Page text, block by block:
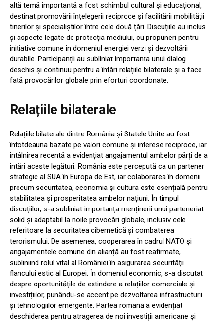
altă temă importantă a fost schimbul cultural și educațional,
destinat promovării înțelegerii reciproce și facilitării mobilității
tinerilor și specialiștilor între cele două țări. Discuțiile au inclus
și aspecte legate de protecția mediului, cu propuneri pentru
inițiative comune în domeniul energiei verzi și dezvoltării
durabile. Participanții au subliniat importanța unui dialog
deschis și continuu pentru a întări relațiile bilaterale și a face
față provocărilor globale prin eforturi coordonate.
Relațiile bilaterale
Relațiile bilaterale dintre România și Statele Unite au fost
întotdeauna bazate pe valori comune și interese reciproce, iar
întâlnirea recentă a evidențiat angajamentul ambelor părți de a
întări aceste legături. România este percepută ca un partener
strategic al SUA în Europa de Est, iar colaborarea în domenii
precum securitatea, economia și cultura este esențială pentru
stabilitatea și prosperitatea ambelor națiuni. În timpul
discuțiilor, s-a subliniat importanța menținerii unui parteneriat
solid și adaptabil la noile provocări globale, inclusiv cele
referitoare la securitatea cibernetică și combaterea
terorismului. De asemenea, cooperarea în cadrul NATO și
angajamentele comune din alianță au fost reafirmate,
subliniind rolul vital al României în asigurarea securității
flancului estic al Europei. În domeniul economic, s-a discutat
despre oportunitățile de extindere a relațiilor comerciale și
investițiilor, punându-se accent pe dezvoltarea infrastructurii
și tehnologiilor emergente. Partea română a evidențiat
deschiderea pentru atragerea de noi investiții americane și